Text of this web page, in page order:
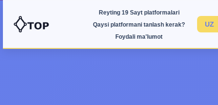
Reyting 19 Sayt platformalari
Qaysi platformani tanlash kerak?
Foydali ma'lumot